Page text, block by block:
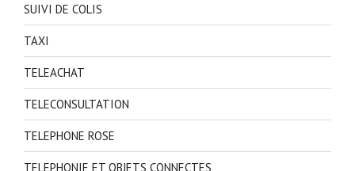
SUIVI DE COLIS
TAXI
TELEACHAT
TELECONSULTATION
TELEPHONE ROSE
TELEPHONIE ET OBJETS CONNECTES